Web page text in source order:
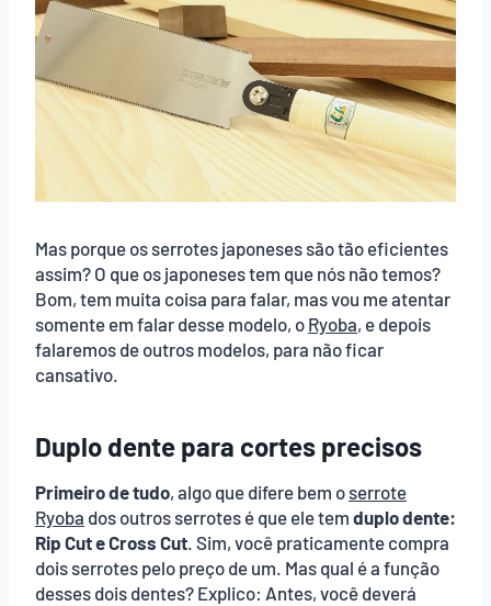
Mas porque os serrotes japoneses são tão eficientes
assim? O que os japoneses tem que nós não temos?
Bom, tem muita coisa para falar, mas vou me atentar
somente em falar desse modelo, o Ryoba, e depois
falaremos de outros modelos, para não ficar
cansativo.
Duplo dente para cortes precisos
Primeiro de tudo, algo que difere bem oserrote
Ryoba dos outros serrotes é que ele tem duplo dente:
Rip Cut e Cross Cut. Sim, você praticamente compra
dois serrotes pelo preço de um. Mas qual é a função
desses dois dentes? Explico: Antes, você deverá